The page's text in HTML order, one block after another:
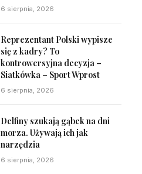
6 sierpnia, 2026
Reprezentant Polski wypisze
się z kadry? To
kontrowersyjna decyzja –
Siatkówka – Sport Wprost
6 sierpnia, 2026
Delfiny szukają gąbek na dni
morza. Używają ich jak
narzędzia
6 sierpnia, 2026